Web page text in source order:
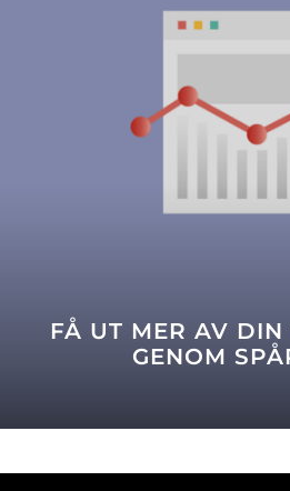
FÅ UT MER AV
GENOM